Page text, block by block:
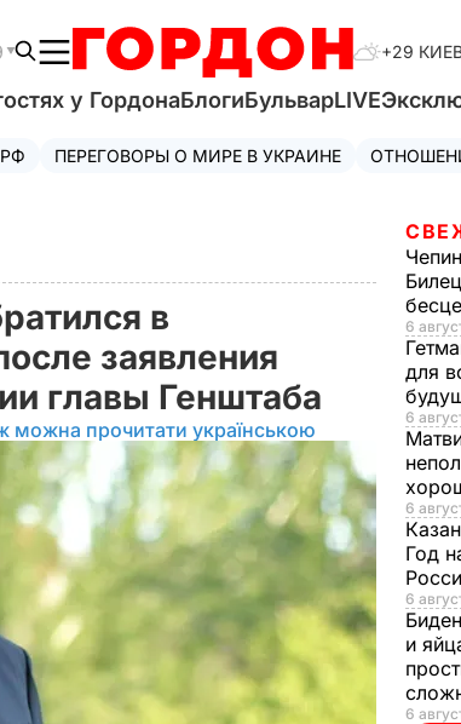
+29
у ГордонаБлогиБульварLIVE
ПЕРЕГОВОРЫ О МИРЕ В УКРАИНЕ
в
заявления
главы Генштаба
можна прочитати українською
6
для
6
6
Год
6
и
6